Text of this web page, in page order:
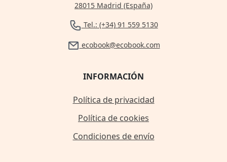
28015 Madrid (España)
Tel.: (+34) 91 559 5130
ecobook@ecobook.com
INFORMACIÓN
Política de privacidad
Política de cookies
Condiciones de envío